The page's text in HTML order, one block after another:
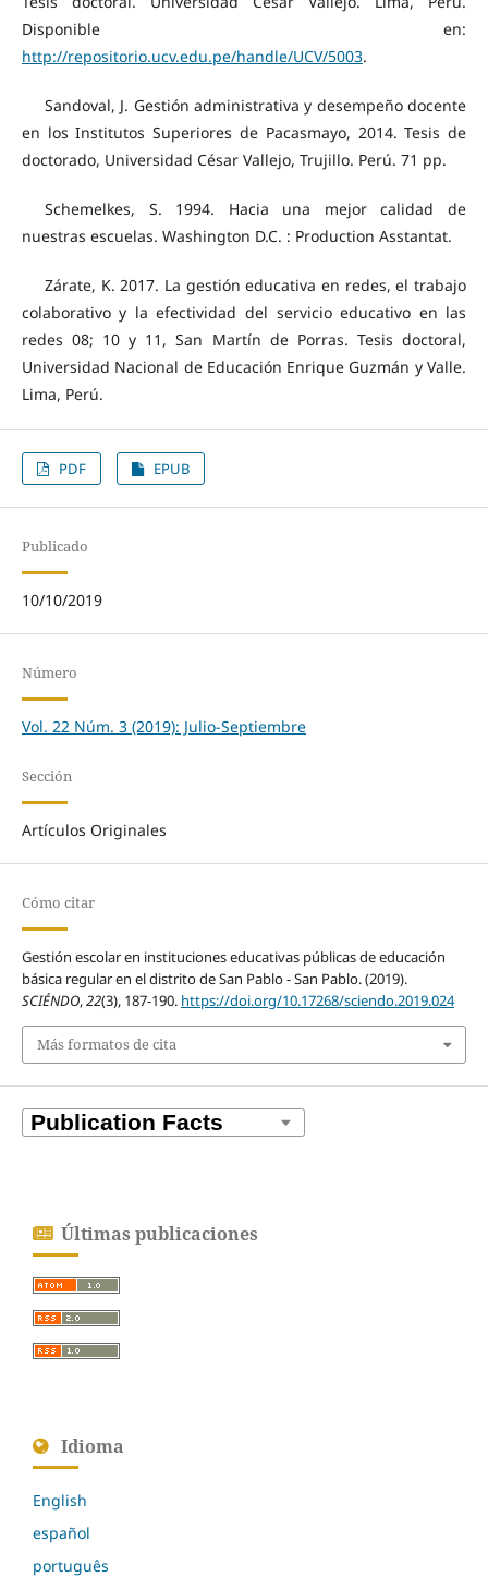
Disponible en:
http://repositorio.ucv.edu.pe/handle/UCV/5003.
Sandoval, J. Gestión administrativa y desempeño docente
en los Institutos Superiores de Pacasmayo, 2014. Tesis de
doctorado, Universidad César Vallejo, Trujillo. Perú. 71 pp.
Schemelkes, S. 1994. Hacia una mejor calidad de
nuestras escuelas. Washington D.C. : Production Asstantat.
Zárate, K. 2017. La gestión educativa en redes, el trabajo
colaborativo y la efectividad del servicio educativo en las
redes 08; 10 y 11, San Martín de Porras. Tesis doctoral,
Universidad Nacional de Educación Enrique Guzmán y Valle.
Lima, Perú.
PDF EPUB
Publicado
10/10/2019
Número
Vol. 22 Núm. 3 (2019): Julio-Septiembre
Sección
Artículos Originales
Cómo citar
Gestión escolar en instituciones educativas públicas de educación
básica regular en el distrito de San Pablo - San Pablo. (2019).
SCIÉNDO,22(3), 187-190. https://doi.org/10.17268/sciendo.2019.024
Más formatos de cita
Últimas publicaciones
Idioma
English
español
português